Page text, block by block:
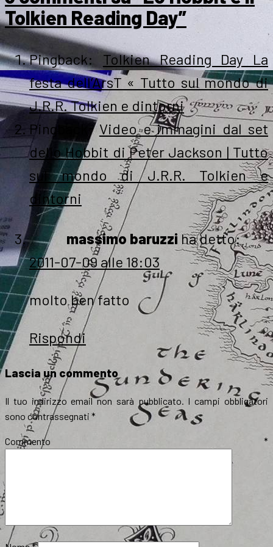
Tolkien Reading Day”
Pingback: Tolkien Reading Day La
festa dell’ArsT « Tutto sul mondo di
J.R.R. Tolkien e dintorni
Pingback:Video e immagini dal set
dello Hobbit di Peter Jackson | Tutto
sul mondo di J.R.R. Tolkien e
dintorni
massimo baruzzi ha detto:
2011-07-09 alle 18:03
molto ben fatto
Rispondi
Lascia un commento
Il tuo indirizzo email non sarà pubblicato. I campi obbligatori
sono contrassegnati *
Commento *